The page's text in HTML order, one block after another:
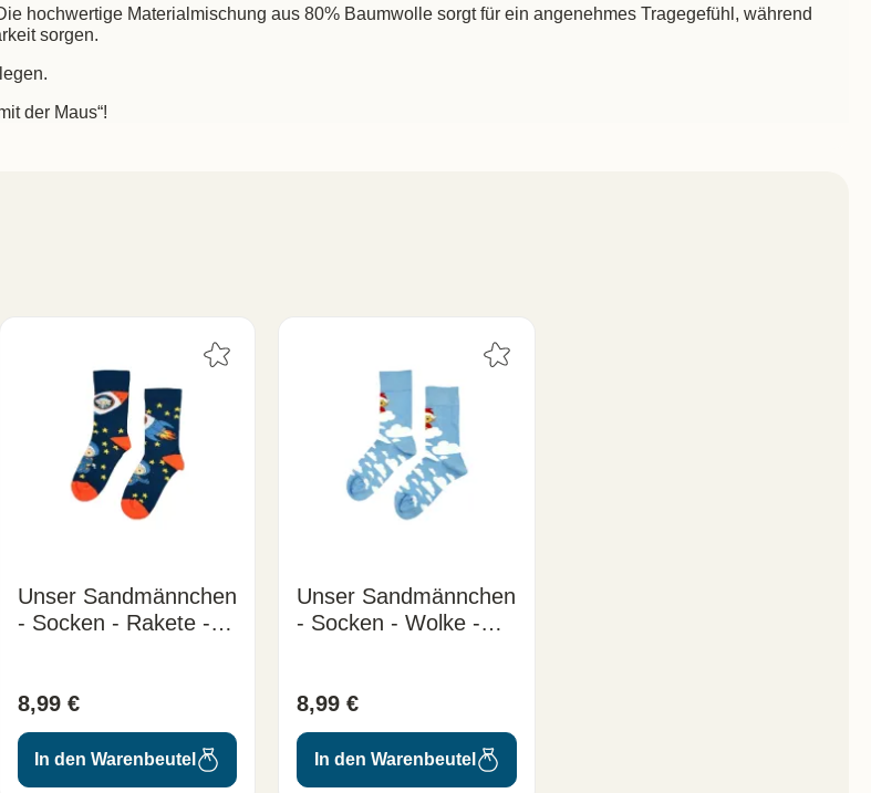
hochwertige Materialmischung aus 80% Baumwolle sorgt für ein angenehmes Tragegefühl, während
sorgen.
der Maus“!
Unser Sandmännchen
- Socken - Rakete -
8,99 €
In den Warenbeutel
Unser Sandmännchen
- Socken - Wolke -
8,99 €
In den Warenbeutel